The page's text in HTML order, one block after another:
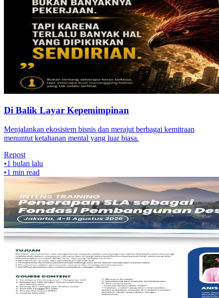
Di Balik Layar Kepemimpinan
Menjalankan ekosistem bisnis dan merajut berbagai kemitraan
menuntut ketahanan mental yang luar biasa.
Repost
•1 bulan lalu
•1 min read